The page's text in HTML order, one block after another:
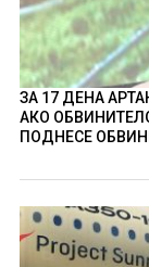
ЗА 17 ДЕНА
АКО
ПОДНЕСЕ